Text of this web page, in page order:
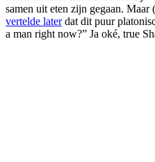
samen uit eten zijn gegaan.
vertelde laterdat dit puur
a man right now?” Ja oké, true